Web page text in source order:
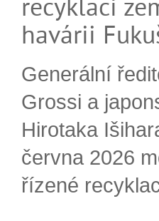
havárii
Generální
Grossi a
Hirotaka
června 2026
řízené